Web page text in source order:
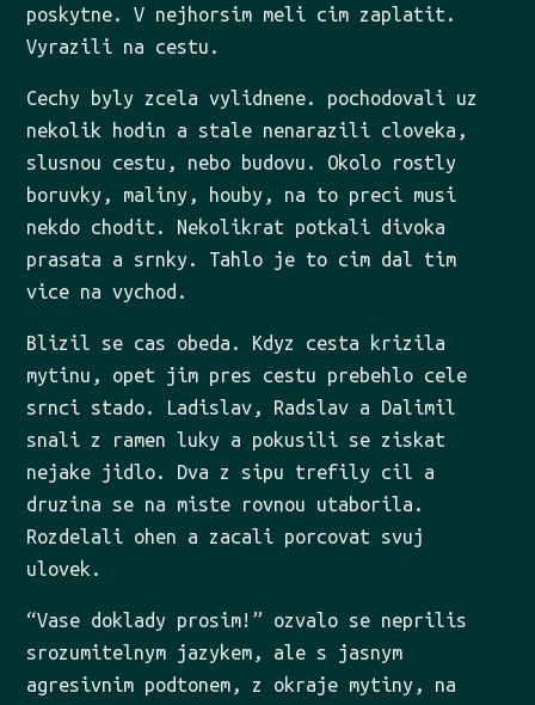
poskytne. V nejhorsim meli cim zaplatit.
Vyrazili na cestu.
Cechy byly zcela vylidnene. pochodovali uz
nekolik hodin a stale nenarazili cloveka,
slusnou cestu, nebo budovu. Okolo rostly
boruvky, maliny, houby, na to preci musi
nekdo chodit. Nekolikrat potkali divoka
prasata a srnky. Tahlo je to cim dal tim
vice na vychod.
Blizil se cas obeda. Kdyz cesta krizila
mytinu, opet jim pres cestu prebehlo cele
srnci stado. Ladislav, Radslav a Dalimil
snali z ramen luky a pokusili se ziskat
nejake jidlo. Dva z sipu trefily cil a
druzina se na miste rovnou utaborila.
Rozdelali ohen a zacali porcovat svuj
ulovek.
“Vase doklady prosim!” ozvalo se neprilis
srozumitelnym jazykem, ale s jasnym
agresivnim podtonem, z okraje mytiny, na